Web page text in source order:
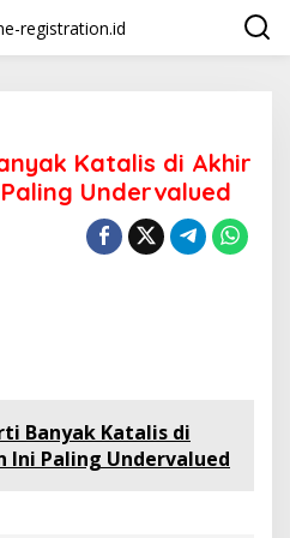
Katalis
di
Katalis di Akhir
Undervalued
Banyak Katalis di
Ini Paling Undervalued